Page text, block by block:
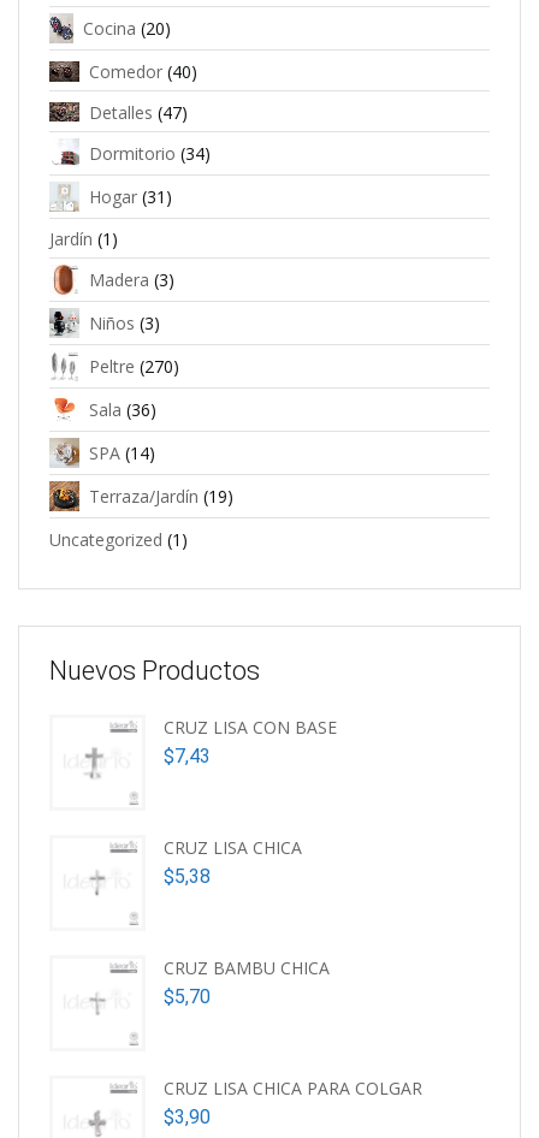
Cocina (20)
Comedor (40)
Detalles (47)
Dormitorio (34)
Hogar (31)
Jardín (1)
Madera (3)
Niños (3)
Peltre (270)
Sala (36)
SPA (14)
Terraza/Jardín (19)
Uncategorized (1)
Nuevos Productos
CRUZ LISA CON BASE
$7,43
CRUZ LISA CHICA
$5,38
CRUZ BAMBU CHICA
$5,70
CRUZ LISA CHICA PARA COLGAR
$3,90